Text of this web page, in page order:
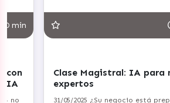
1.30 min
no
preparado
Clase Magistral:
Acciones de